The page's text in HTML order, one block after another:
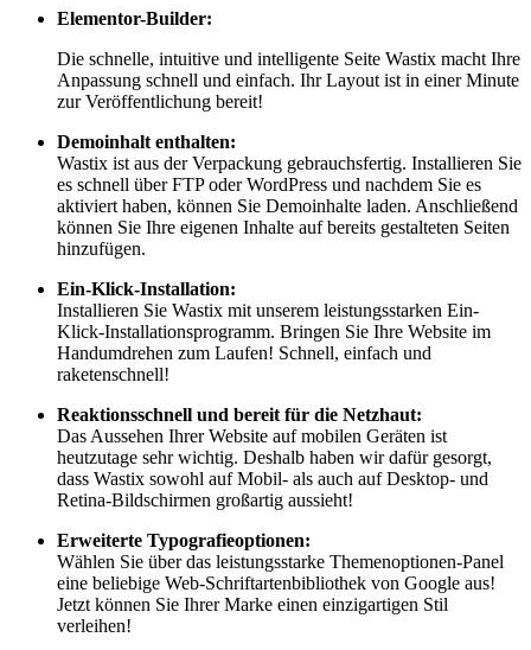
Elementor-Builder:
Die schnelle, intuitive und intelligente Seite Wastix macht Ihre
Anpassung schnell und einfach. Ihr Layout ist in einer Minute
zur Veröffentlichung bereit!
Demoinhalt enthalten:
Wastix ist aus der Verpackung gebrauchsfertig. Installieren Sie
es schnell über FTP oder WordPress und nachdem Sie es
aktiviert haben, können Sie Demoinhalte laden. Anschließend
können Sie Ihre eigenen Inhalte auf bereits gestalteten Seiten
hinzufügen.
Ein-Klick-Installation:
Installieren Sie Wastix mit unserem leistungsstarken Ein-
Klick-Installationsprogramm. Bringen Sie Ihre Website im
Handumdrehen zum Laufen! Schnell, einfach und
raketenschnell!
Reaktionsschnell und bereit für die Netzhaut:
Das Aussehen Ihrer Website auf mobilen Geräten ist
heutzutage sehr wichtig. Deshalb haben wir dafür gesorgt,
dass Wastix sowohl auf Mobil- als auch auf Desktop- und
Retina-Bildschirmen großartig aussieht!
Erweiterte Typografieoptionen:
Wählen Sie über das leistungsstarke Themenoptionen-Panel
eine beliebige Web-Schriftartenbibliothek von Google aus!
Jetzt können Sie Ihrer Marke einen einzigartigen Stil
verleihen!